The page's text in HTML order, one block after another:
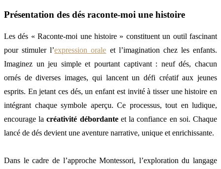
Présentation des dés raconte-moi une histoire
Les dés « Raconte-moi une histoire » constituent un outil fascinant
pour stimuler l’expression orale et l’imagination chez les enfants.
Imaginez un jeu simple et pourtant captivant : neuf dés, chacun
ornés de diverses images, qui lancent un défi créatif aux jeunes
esprits. En jetant ces dés, un enfant est invité à tisser une histoire en
intégrant chaque symbole aperçu. Ce processus, tout en ludique,
encourage lacréativité débordanteet la confiance en soi. Chaque
lancé de dés devient une aventure narrative, unique et enrichissante.
Dans le cadre de l’approche Montessori, l’exploration du langage